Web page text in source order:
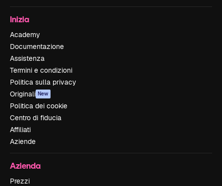
Inizia
Academy
Documentazione
Assistenza
Termini e condizioni
Politica sulla privacy
Originali New
Politica dei cookie
Centro di fiducia
Affiliati
Aziende
Azienda
Prezzi